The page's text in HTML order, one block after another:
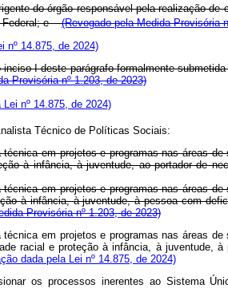
do órgão responsável pela realização
Federal; e(Revogado pela Medida Provisória
nº 14.875, de 2024)
I deste parágrafo formalmente
Provisória nº 1.203, de 2023)
nº 14.875, de 2024)
Técnico de Políticas Sociais:
em projetos e programas nas áreas
à infância, à juventude, ao portador de
em projetos e programas nas áreas
à infância, à juventude, à pessoa com
Provisória nº 1.203, de 2023)
em projetos e programas nas áreas
racial e proteção à infância, à
dada pela Lei nº 14.875, de 2024)
os processos inerentes ao Sistema